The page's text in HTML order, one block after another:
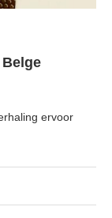
ervoor